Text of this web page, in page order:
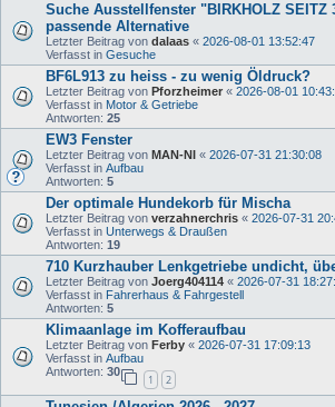
Suche Ausstellfenster "BIRKHOLZ SEITZ
passende Alternative
Letzter Beitrag von dalaas « 2026-08-01 13:52:47
Verfasst in Gesuche
BF6L913 zu heiss - zu wenig Öldruck?
Letzter Beitrag von Pforzheimer « 2026-08-01
Verfasst in Motor & Getriebe
Antworten: 25
EW3 Fenster
Letzter Beitrag von MAN-NI « 2026-07-31 21:30:08
Verfasst in Aufbau
Antworten: 5
Der optimale Hundekorb für Mischa
Letzter Beitrag von verzahnerchris « 2026-07-31
Verfasst in Unterwegs & Draußen
Antworten: 19
710 Kurzhauber Lenkgetriebe undicht,
Letzter Beitrag von Joerg404114 « 2026-07-31
Verfasst in Fahrerhaus & Fahrgestell
Antworten: 5
Klimaanlage im Kofferaufbau
Letzter Beitrag von Ferby « 2026-07-31 17:09:13
Verfasst in Aufbau
Antworten: 30
1 2